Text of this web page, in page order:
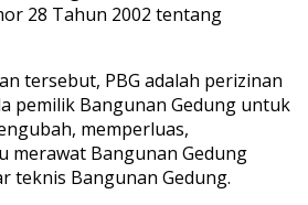
28 Tahun 2002 tentang
tersebut, PBG adalah perizinan
pemilik Bangunan Gedung untuk
memperluas,
merawat Bangunan Gedung
teknis Bangunan Gedung.